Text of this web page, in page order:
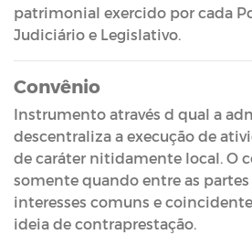
patrimonial exercido por cada
Judiciário e Legislativo.
Convênio
Instrumento através d qual a
descentraliza a execução de
de caráter nitidamente local. O
somente quando entre as
interesses comuns e
ideia de contraprestação.